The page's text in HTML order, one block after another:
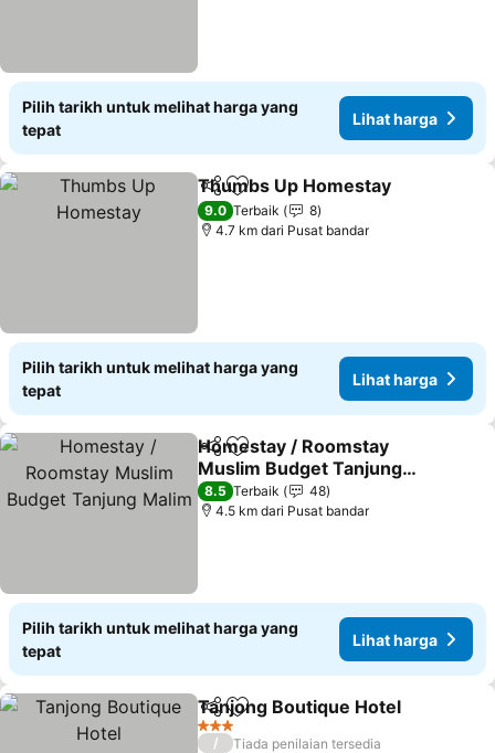
Pilih tarikh untuk melihat harga yang
tepat
Lihat harga
KongsiTambah ke favorit
Thumbs Up Homestay
9.0 Terbaik
8
4.7 km dari Pusat bandar
Pilih tarikh untuk melihat harga yang
tepat
Lihat harga
KongsiTambah ke favorit
Homestay / Roomstay
Muslim Budget Tanjung
Malim
8.5 Terbaik
48
4.5 km dari Pusat bandar
Pilih tarikh untuk melihat harga yang
tepat
Lihat harga
KongsiTambah ke favorit
Tanjong Boutique Hotel
3 Bintang
/
Tiada penilaian tersedia